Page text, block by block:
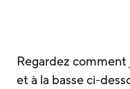
Regardez comment
et à la basse ci-